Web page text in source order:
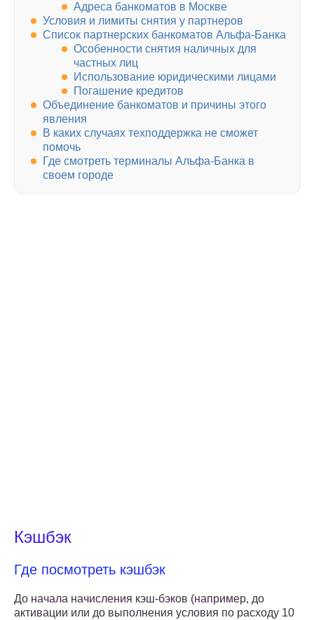
Адреса банкоматов в Москве
Условия и лимиты снятия у партнеров
Список партнерских банкоматов Альфа-Банка
Особенности снятия наличных для
частных лиц
Использование юридическими лицами
Погашение кредитов
Объединение банкоматов и причины этого
явления
В каких случаях техподдержка не сможет
помочь
Где смотреть терминалы Альфа-Банка в
своем городе
Кэшбэк
Где посмотреть кэшбэк
До начала начисления кэш-бэков (например, до
активации или до выполнения условия по расходу 10